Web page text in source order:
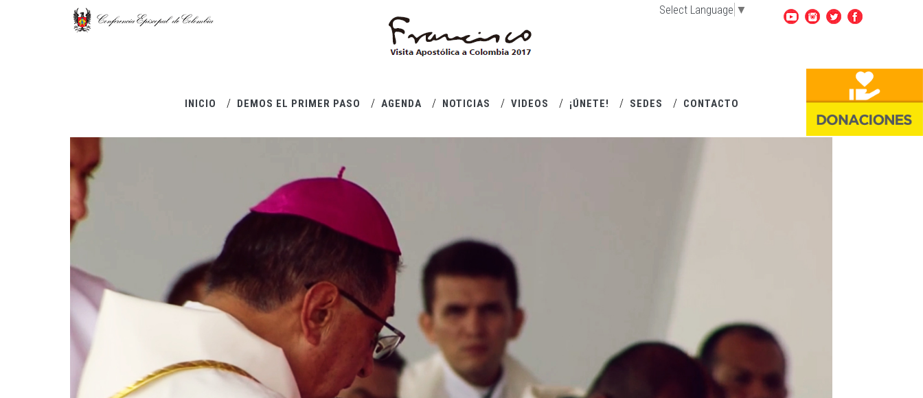
Pasar al contenido principal Select Language ▼
INICIO DEMOS EL PRIMER PASO AGENDA NOTICIAS VIDEOS ¡ÚNETE! SEDES CONTACTO